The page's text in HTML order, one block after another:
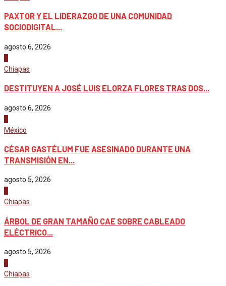
PAXTOR Y EL LIDERAZGO DE UNA COMUNIDAD
SOCIODIGITAL...
agosto 6, 2026
Chiapas
DESTITUYEN A JOSÉ LUIS ELORZA FLORES TRAS DOS...
agosto 6, 2026
México
CÉSAR GASTÉLUM FUE ASESINADO DURANTE UNA
TRANSMISIÓN EN...
agosto 5, 2026
Chiapas
ÁRBOL DE GRAN TAMAÑO CAE SOBRE CABLEADO
ELÉCTRICO...
agosto 5, 2026
Chiapas